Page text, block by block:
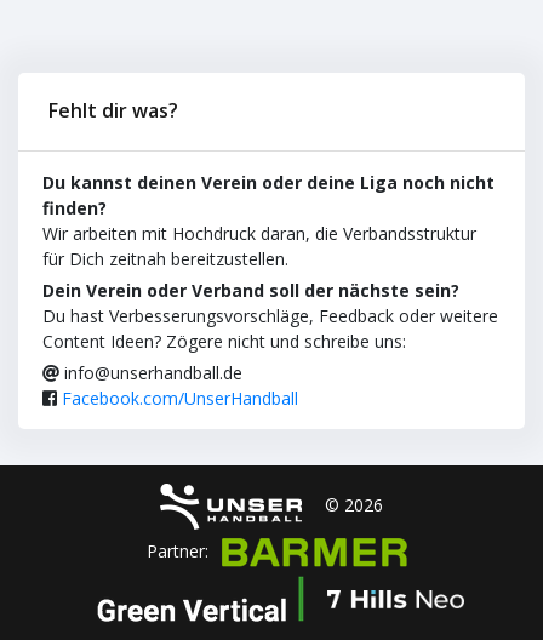
Fehlt dir was?
Du kannst deinen Verein oder deine Liga noch nicht
finden?
Wir arbeiten mit Hochdruck daran, die Verbandsstruktur
für Dich zeitnah bereitzustellen.
Dein Verein oder Verband soll der nächste sein?
Du hast Verbesserungsvorschläge, Feedback oder weitere
Content Ideen? Zögere nicht und schreibe uns:
info@unserhandball.de
Facebook.com/UnserHandball
© 2026
Partner: